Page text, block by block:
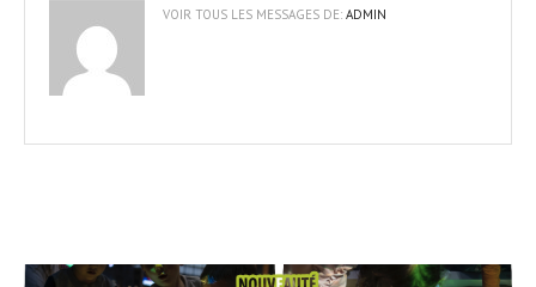
VOIR TOUS LES MESSAGES DE: ADMIN